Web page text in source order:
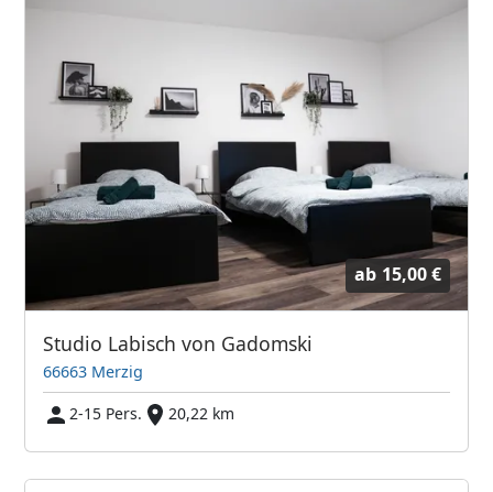
ab 15,00 €
Studio Labisch von Gadomski
66663 Merzig
2-15 Pers.
20,22 km